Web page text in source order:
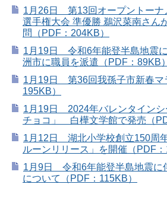
1月26日 第13回オープントーナ
選手権大会 準優勝 鵜沢菜南さん
問（PDF：204KB）
1月19日 令和6年能登半島地震
洲市に職員を派遣（PDF：89KB）
1月19日 第36回我孫子市新春マ
195KB）
1月19日 2024年バレンタインシ
チョコ」 白樺文学館で発売（
1月12日 湖北小学校創立150周
ルーンリリース」を開催（PDF：
1月9日 令和6年能登半島地震に
について（PDF：115KB）